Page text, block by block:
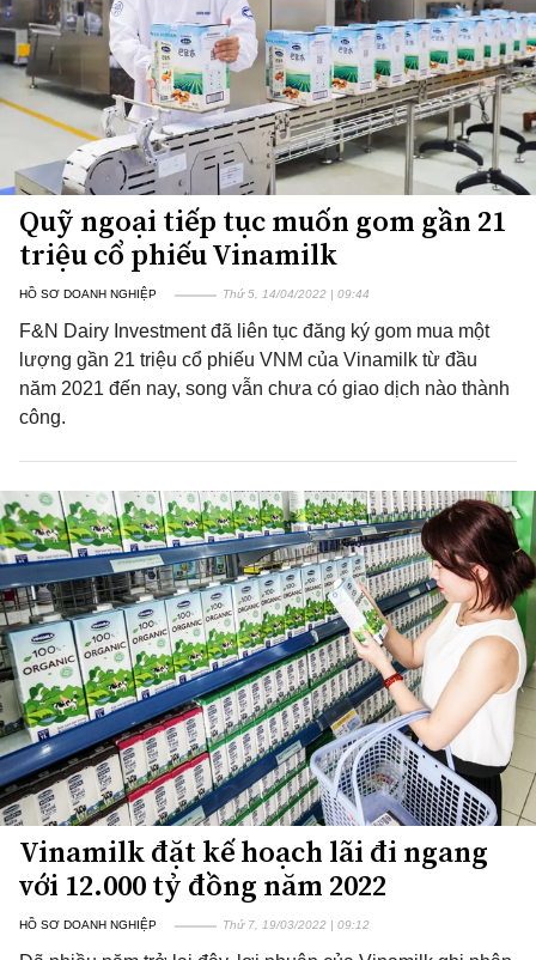
Quỹ ngoại tiếp tục muốn gom gần 21
triệu cổ phiếu Vinamilk
HỒ SƠ DOANH NGHIỆP Thứ 5, 14/04/2022 | 09:44
F&N Dairy Investment đã liên tục đăng ký gom mua một
lượng gần 21 triệu cổ phiếu VNM của Vinamilk từ đầu
năm 2021 đến nay, song vẫn chưa có giao dịch nào thành
công.
Vinamilk đặt kế hoạch lãi đi ngang
với 12.000 tỷ đồng năm 2022
HỒ SƠ DOANH NGHIỆP Thứ 7, 19/03/2022 | 09:12